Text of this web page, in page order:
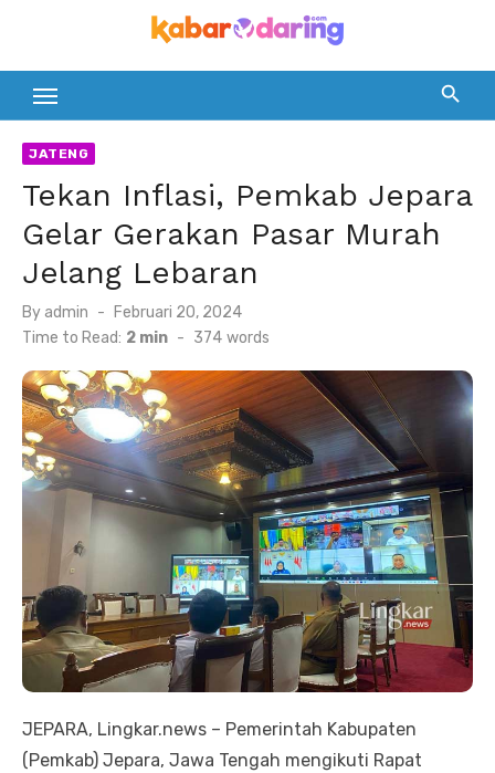
content
JATENG
Tekan Inflasi, Pemkab Jepara
Gelar Gerakan Pasar Murah
Jelang Lebaran
By admin
Posted
on
Februari 20, 2024
Time to Read: 2 min - 374 words
JEPARA, Lingkar.news – Pemerintah Kabupaten
(Pemkab) Jepara, Jawa Tengah mengikuti Rapat